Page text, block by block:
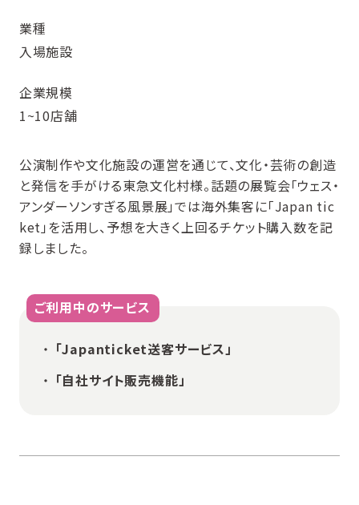
業種
入場施設
企業規模
1~10店舗
公演制作や文化施設の運営を通じて、文化・芸術の創造
と発信を手がける東急文化村様。話題の展覧会「ウェス・
アンダーソンすぎる風景展」では海外集客に「Japan tic
ket」を活用し、予想を大きく上回るチケット購入数を記
録しました。
ご利用中のサービス
「Japanticket送客サービス」
「自社サイト販売機能」